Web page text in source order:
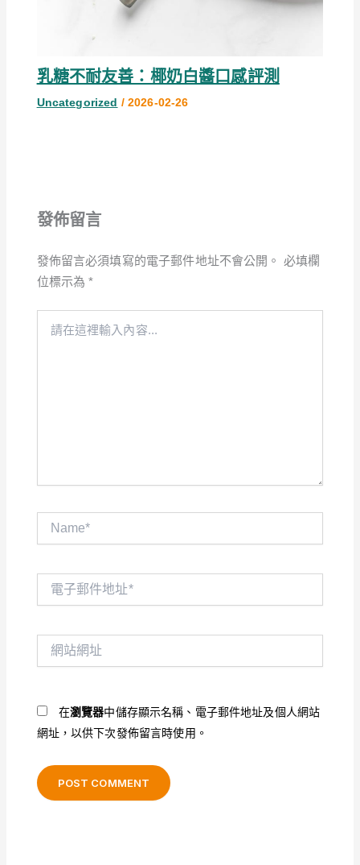
乳糖不耐友善：椰奶白醬口感評測
Uncategorized / 2026-02-26
發佈留言
發佈留言必須填寫的電子郵件地址不會公開。 必填欄
位標示為*
在瀏覽器中儲存顯示名稱、電子郵件地址及個人網站
網址，以供下次發佈留言時使用。